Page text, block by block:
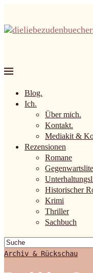
Blog.
Ich.
Über mich.
Kontakt.
Mediakit &
Rezensionen
Romane
Historischer
Krimi
Thriller
Sachbuch
Archiv & Rückschau